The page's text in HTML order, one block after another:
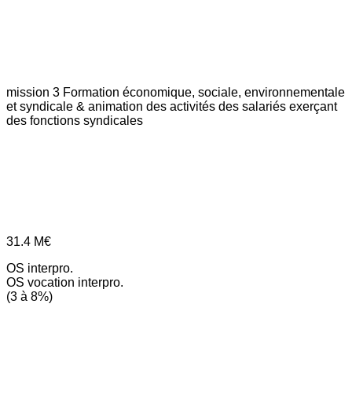
mission 3 Formation économique, sociale, environnementale
et syndicale & animation des activités des salariés exerçant
des fonctions syndicales
31.4 M€
OS interpro.
OS vocation interpro.
(3 à 8%)